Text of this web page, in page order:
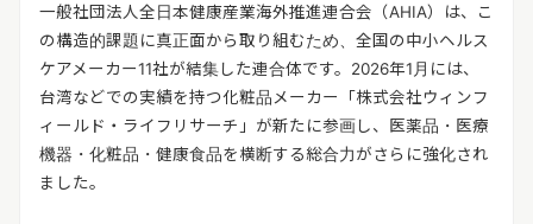
一般社団法人全日本健康産業海外推進連合会（AHIA）は、こ
の構造的課題に真正面から取り組むため、全国の中小ヘルス
ケアメーカー11社が結集した連合体です。 2026年1月には、
台湾などでの実績を持つ化粧品メーカー「株式会社ウィンフ
ィールド・ライフリサーチ」が新たに参画し、医薬品・医療
機器・化粧品・健康食品を横断する総合力がさらに強化され
ました。